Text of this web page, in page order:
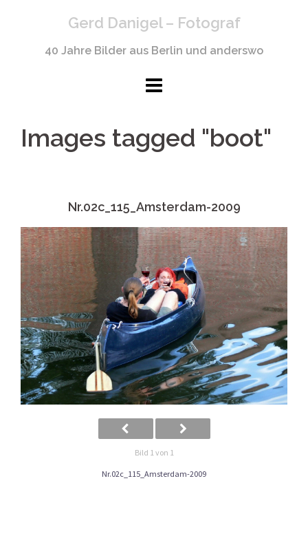
Gerd Danigel – Fotograf
40 Jahre Bilder aus Berlin und anderswo
Images tagged "boot"
Nr.02c_115_Amsterdam-2009
Bild 1 von 1
Nr.02c_115_Amsterdam-2009